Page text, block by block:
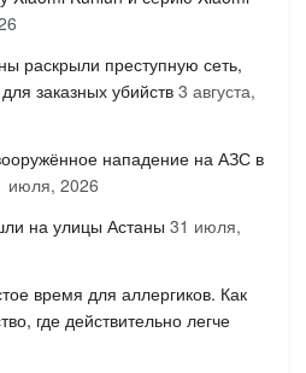
раскрыли преступную сеть,
заказных убийств 3 августа,
нападение на АЗС в
июля, 2026
на улицы Астаны 31 июля,
время для аллергиков. Как
где действительно легче